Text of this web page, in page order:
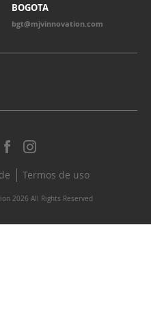
BOGOTA
bgt@mjvinnovation.com
Termos de uso
2026 All Rights Reserved